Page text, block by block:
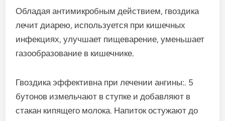
Обладая антимикробным действием, гвоздика
лечит диарею, используется при кишечных
инфекциях, улучшает пищеварение, уменьшает
газообразование в кишечнике.
Гвоздика эффективна при лечении ангины:. 5
бутонов измельчают в ступке и добавляют в
стакан кипящего молока. Напиток остужают до